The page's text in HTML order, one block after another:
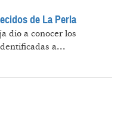
de La Perla
dio a conocer los
a...